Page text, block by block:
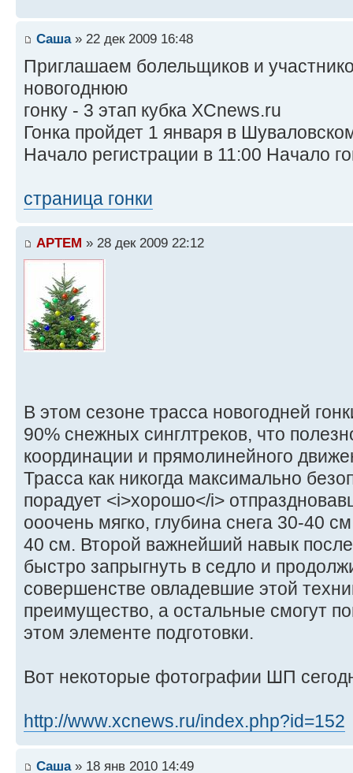
Саша» 22 дек 2009 16:48
Приглашаем болельщиков и
новогоднюю
гонку - 3 этап кубка XCnews.ru
Гонка пройдет 1 января в
Начало регистрации в 11:00 Начало
страница гонки
APTEM » 28 дек 2009 22:12
В этом сезоне трасса новогодней
90% снежных синглтреков, что
координации и прямолинейного
Трасса как никогда максимально
порадует <i>хорошо</i>
ооочень мягко, глубина снега 30-40
40 см. Второй важнейший навык
быстро запрыгнуть в седло и
совершенстве овладевшие этой
преимущество, а остальные смогут
этом элементе подготовки.
Вот некоторые фотографии ШП
http://www.xcnews.ru/index.php?id=152
Саша» 18 янв 2010 14:49